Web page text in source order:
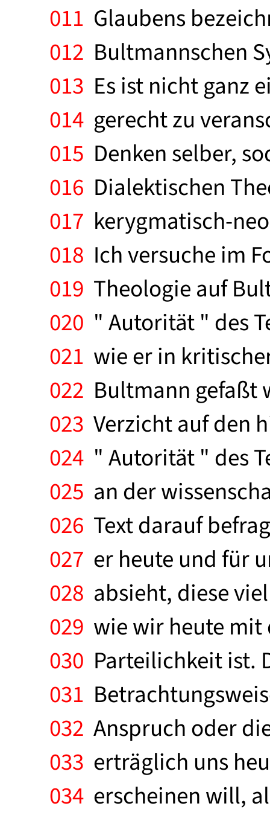
011 Glaubens
012 Bultmannschen
013 Es ist nicht ganz
014 gerecht zu
015 Denken selber,
016 Dialektischen
017 kerygmatisch-
018 Ich versuche im
019 Theologie auf
020 " Autorität " des
021 wie er in
022 Bultmann gefaßt
023 Verzicht auf den
024 " Autorität " des
025 an der
026 Text darauf
027 er heute und für
028 absieht, diese
029 wie wir heute mit
030 Parteilichkeit ist.
031
032 Anspruch oder
033 erträglich uns
034 erscheinen will,